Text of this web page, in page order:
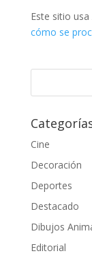
Este sitio
cómo se
Cine
Decoración
Deportes
Destacado
Dibujos
Editorial